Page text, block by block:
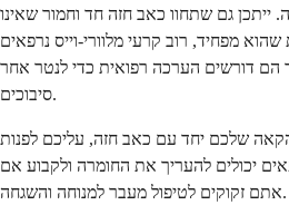
ייתכן גם שתחוו כאב חזה חד וחמור שאינו
מפחיד, רוב קרעי מלוורי-וייס נרפאים
דורשים הערכה רפואית כדי לנטר אחר
סיבוכים.
שלכם יחד עם כאב חזה, עליכם לפנות
יכולים להעריך את החומרה ולקבוע אם
אתם זקוקים לטיפול מעבר למנוחה והשגחה.